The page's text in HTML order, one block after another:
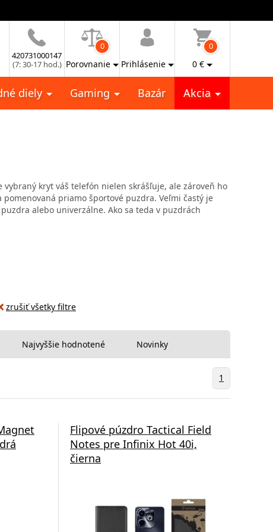
420731000147
(7: 30-17 hod.)
0
Porovnanie Prihlásenie
0
0 €
diely Gaming Bazár Akcia
kryt váš telefón nielen skrášľuje, ale zároveň ho
priamo športové puzdra. Veľmi častý je
alebo univerzálne. Ako sa teda v puzdrách
zrušiť všetky filtre
Najvyššie hodnotené Novinky
1
Flipové púzdro Tactical Field
Notes pre Infinix Hot 40i,
čierna